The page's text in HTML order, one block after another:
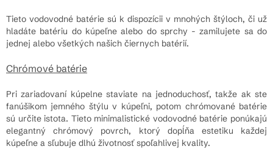
Tieto vodovodné batérie sú k dispozícii v mnohých štýloch, či už
hladáte batériu do kúpeľne alebo do sprchy - zamilujete sa do
jednej alebo všetkých našich čiernych batérií.
Chrómové batérie
Pri zariadovaní kúpelne staviate na jednoduchosť, takže ak ste
fanúšikom jemného štýlu v kúpeľni, potom chrómované batérie
sú určite istota. Tieto minimalistické vodovodné batérie ponúkajú
elegantný chrómový povrch, ktorý dopĺňa estetiku každej
kúpeľne a sľubuje dlhú životnosť spoľahlivej kvality.